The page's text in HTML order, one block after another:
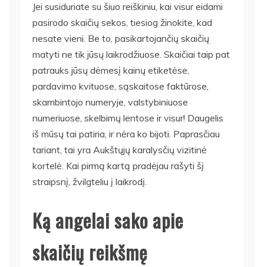
Jei susiduriate su šiuo reiškiniu, kai visur eidami
pasirodo skaičių sekos, tiesiog žinokite, kad
nesate vieni. Be to, pasikartojančių skaičių
matyti ne tik jūsų laikrodžiuose. Skaičiai taip pat
patrauks jūsų dėmesį kainų etiketėse,
pardavimo kvituose, sąskaitose faktūrose,
skambintojo numeryje, valstybiniuose
numeriuose, skelbimų lentose ir visur! Daugelis
iš mūsų tai patiria, ir nėra ko bijoti. Paprasčiau
tariant, tai yra Aukštųjų karalysčių vizitinė
kortelė. Kai pirmą kartą pradėjau rašyti šį
straipsnį, žvilgteliu į laikrodį.
Ką angelai sako apie
skaičių reikšmę